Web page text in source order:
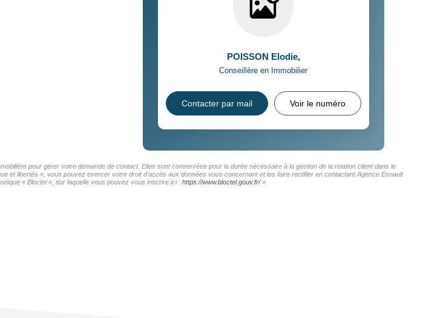
POISSON Elodie,
Conseillère en Immobilier
Contacter par mail Voir le numéro
pour gérer votre demande de contact. Elles sont conservées pour la durée nécessaire à la gestion de la relation client dans le
et libertés », vous pouvez exercer votre droit d'accès aux données vous concernant et les faire rectifier en contactant Agence Esnault
« Bloctel », sur laquelle vous pouvez vous inscrire ici : https://www.bloctel.gouv.fr/»